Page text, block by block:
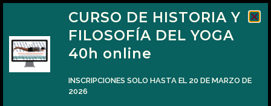
CURSO DE HISTORIA Y
FILOSOFÍA DEL YOGA
40h online
INSCRIPCIONES SOLO HASTA EL 20 DE MARZO DE
2026